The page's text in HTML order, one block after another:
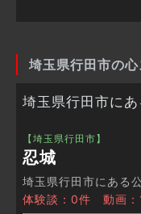
埼玉県行田市の
埼玉県行田市にあ
【埼玉県行田市】
忍城
埼玉県行田市にある
体験談：0件 動画：